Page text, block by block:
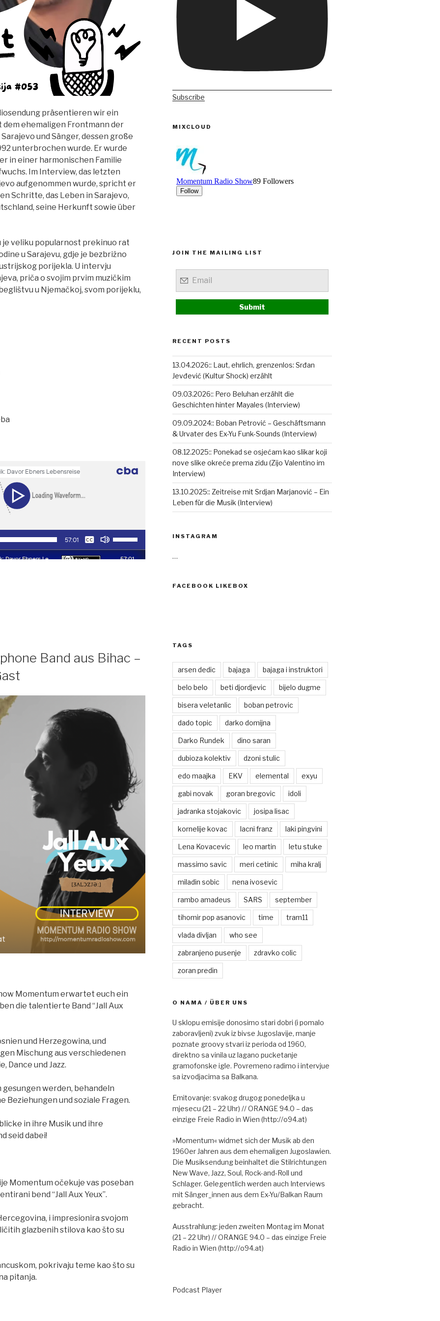
präsentieren wir ein
ehemaligen Frontmann der
und Sänger, dessen große
unterbrochen wurde. Er wurde
in einer harmonischen Familie
Im Interview, das letzten
aufgenommen wurde, spricht er
Schritte, das Leben in Sarajevo,
seine Herkunft sowie über
je veliku popularnost prekinuo rat
u Sarajevu, gdje je bezbrižno
porijekla. U intervju
priča o svojim prvim muzičkim
u Njemačkoj, svom porijeklu,
Band aus Bihac –
Momentum erwartet euch ein
die talentierte Band “Jall Aux
und Herzegowina, und
Mischung aus verschiedenen
Dance und Jazz.
gesungen werden, behandeln
Beziehungen und soziale Fragen.
in ihre Musik und ihre
seid dabei!
Momentum očekuje vas poseban
bend “Jall Aux Yeux”.
i impresionira svojom
glazbenih stilova kao što su
pokrivaju teme kao što su
pitanja.
Subscribe
MIXCLOUD
JOIN THE MAILING LIST
RECENT POSTS
13.04.2026:: Laut, ehrlich, grenzenlos: Srđan
Jevđević (Kultur Shock) erzählt
09.03.2026:: Pero Beluhan erzählt die
Geschichten hinter Mayales (Interview)
09.09.2024:: Boban Petrović – Geschäftsmann
& Urvater des Ex-Yu Funk-Sounds (Interview)
08.12.2025:: Ponekad se osjećam kao slikar koji
nove slike okreće prema zidu (Zijo Valentino im
Interview)
13.10.2025:: Zeitreise mit Srdjan Marjanović – Ein
Leben für die Musik (Interview)
INSTAGRAM
…
FACEBOOK LIKEBOX
TAGS
arsen dedic bajaga bajaga i instruktori
belo belo beti djordjevic bijelo dugme
bisera veletanlic boban petrovic
dado topic darko domijna
Darko Rundek dino saran
dubioza kolektiv dzoni stulic
edo maajka EKV elemental exyu
gabi novak goran bregovic idoli
jadranka stojakovic josipa lisac
kornelije kovac lacni franz laki pingvini
Lena Kovacevic leo martin letu stuke
massimo savic meri cetinic miha kralj
miladin sobic nena ivosevic
rambo amadeus SARS september
tihomir pop asanovic time tram11
vlada divljan who see
zabranjeno pusenje zdravko colic
zoran predin
O NAMA / ÜBER UNS
U sklopu emisije donosimo stari dobri (i pomalo
zaboravljeni) zvuk iz bivse Jugoslavije, manje
poznate groovy stvari iz perioda od 1960,
direktno sa vinila uz lagano pucketanje
gramofonske igle. Povremeno radimo i intervjue
sa izvodjacima sa Balkana.
Emitovanje: svakog drugog ponedeljka u
mjesecu (21 – 22 Uhr) // ORANGE 94.0 – das
einzige Freie Radio in Wien (http://o94.at)
»Momentum« widmet sich der Musik ab den
1960er Jahren aus dem ehemaligen Jugoslawien.
Die Musiksendung beinhaltet die Stilrichtungen
New Wave, Jazz, Soul, Rock-and-Roll und
Schlager. Gelegentlich werden auch Interviews
mit Sänger_innen aus dem Ex-Yu/Balkan Raum
gebracht.
Ausstrahlung: jeden zweiten Montag im Monat
(21 – 22 Uhr) // ORANGE 94.0 – das einzige Freie
Radio in Wien (http://o94.at)
Podcast Player